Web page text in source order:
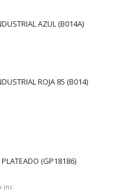
AZUL (B014A)
ROJA 85 (B014)
(GP18186)
inc.